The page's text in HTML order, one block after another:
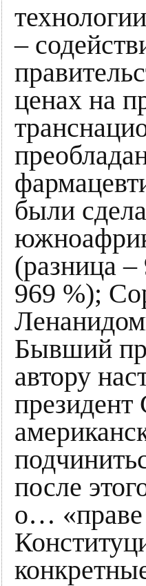
–
ценах на
были
(разница
969 %);
Бывший
автору
после
о… «праве